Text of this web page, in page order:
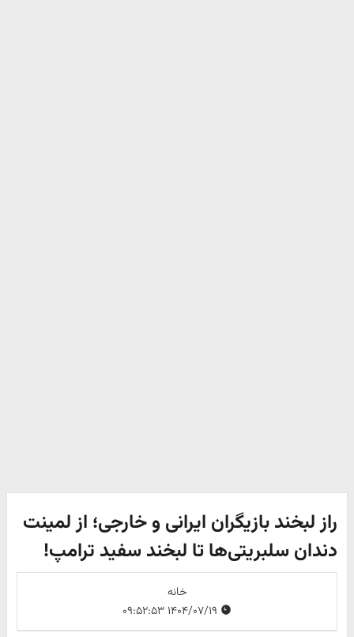
راز لبخند بازیگران ایرانی و خارجی؛ از لمینت
دندان سلبریتی‌ها تا لبخند سفید ترامپ!
خانه